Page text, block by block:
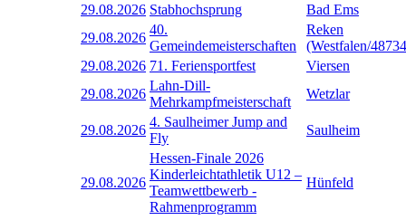
29.08.2026 Stabhochsprung
Bad Ems
29.08.2026
40.
Gemeindemeisterschaften
Reken
(Westfalen/
29.08.2026 71. Feriensportfest
Viersen
29.08.2026
Lahn-Dill-
Mehrkampfmeisterschaft
Wetzlar
29.08.2026
4. Saulheimer Jump and
Fly
Saulheim
29.08.2026
Hessen-Finale 2026
Kinderleichtathletik U12 –
Teamwettbewerb -
Rahmenprogramm
Hünfeld